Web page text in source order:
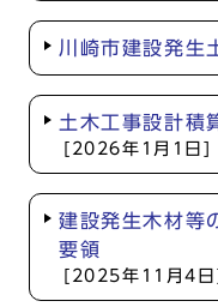
川崎市建設発生
土木工事設計積
[2026年1月1日]
建設発生木材等
要領
[2025年11月4日]